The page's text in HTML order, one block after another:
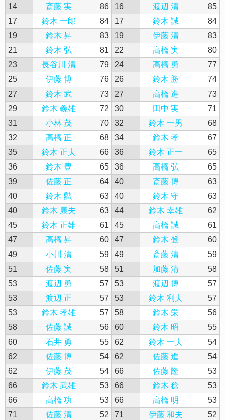
14
斎藤 実 86 16 渡辺 清
85
17
鈴木 一郎 84 17 鈴木 誠
84
19
鈴木 昇 83 19 伊藤 清
83
21
鈴木 弘 81 22 高橋 実
80
23
長谷川 清 79 24 高橋 勇
77
25
伊藤 博 76 26 鈴木 勝
74
27
鈴木 武 73 27 高橋 進
73
29
鈴木 義雄 72 30 田中 実
71
31
小林 茂 70 32 鈴木 一男
68
32
高橋 正 68 34 鈴木 孝
67
35
鈴木 正夫 66 36 鈴木 正一
65
36
鈴木 豊 65 36 高橋 弘
65
39
佐藤 正 64 40 斎藤 博
63
40
鈴木 勲 63 40 鈴木 守
63
40
鈴木 康夫 63 44 鈴木 幸雄
62
45
鈴木 正雄 61 45 高橋 誠
61
47
高橋 昇 60 47 鈴木 登
60
49
小川 清 59 49 斎藤 清
59
51
佐藤 実 58 51 加藤 清
58
53
渡辺 勇 57 53 渡辺 博
57
53
渡辺 正 57 53 鈴木 利夫
57
53
鈴木 孝雄 57 58 鈴木 栄
56
58
佐藤 誠 56 60 鈴木 昭
55
60
石井 勇 55 62 鈴木 一夫
54
62
佐藤 博 54 62 佐藤 進
54
62
伊藤 茂 54 66 佐藤 隆
53
66
鈴木 武雄 53 66 鈴木 稔
53
66
高橋 功 53 66 高橋 明
53
71
佐藤 清 52 71 伊藤 和夫 52